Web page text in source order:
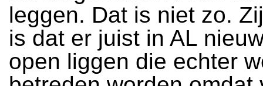
leggen. Dat is niet zo.
is dat er juist in AL
open liggen die echter